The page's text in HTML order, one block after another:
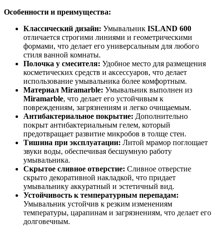
Особенности и преимущества:
Классический дизайн: Умывальник ISLAND 600
отличается строгими линиями и геометрическими
формами, что делает его универсальным для любого
стиля ванной комнаты.
Полочка у смесителя: Удобное место для размещения
косметических средств и аксессуаров, что делает
использование умывальника более комфортным.
Материал Miramarble: Умывальник выполнен из
Miramarble, что делает его устойчивым к
повреждениям, загрязнениям и легко очищаемым.
Антибактериальное покрытие: Дополнительно
покрыт антибактериальным гелем, который
предотвращает развитие микробов в толще стен.
Тишина при эксплуатации: Литой мрамор поглощает
звуки воды, обеспечивая бесшумную работу
умывальника.
Скрытое сливное отверстие: Сливное отверстие
скрыто декоративной накладкой, что придает
умывальнику аккуратный и эстетичный вид.
Устойчивость к температурным перепадам:
Умывальник устойчив к резким изменениям
температуры, царапинам и загрязнениям, что делает его
долговечным.